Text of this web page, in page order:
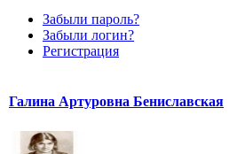
Забыли пароль?
Забыли логин?
Регистрация
Галина Артуровна Бениславская